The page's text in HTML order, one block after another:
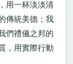
用一杯淡淡清
傳統美德；我
們禮儀之邦的
，用實際行動